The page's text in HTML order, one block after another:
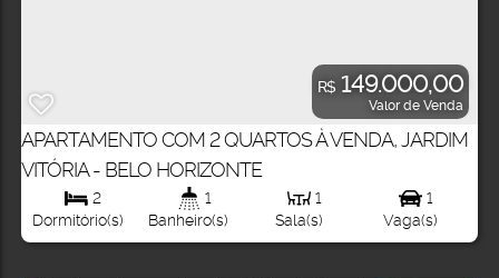
R$ 149.000,00
Valor de Venda
APARTAMENTO COM 2 QUARTOS À VENDA, JARDIM
VITÓRIA - BELO HORIZONTE
2
Dormitório(s)
1
Banheiro(s)
1
Sala(s)
1
Vaga(s)